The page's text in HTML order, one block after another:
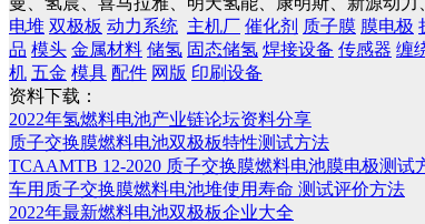
电堆 双极板 动力系统 主机厂 催化剂 质子膜 膜电极
品 模头 金属材料 储氢 固态储氢 焊接设备 传感器 缠
机 五金 模具 配件 网版 印刷设备
资料下载：
2022年氢燃料电池产业链论坛资料分享
质子交换膜燃料电池双极板特性测试方法
TCAAMTB 12-2020 质子交换膜燃料电池膜电极测试
车用质子交换膜燃料电池堆使用寿命 测试评价方法
2022年最新燃料电池双极板企业大全